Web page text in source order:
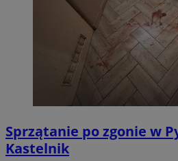
Sprzątanie po zgonie w
Kastelnik